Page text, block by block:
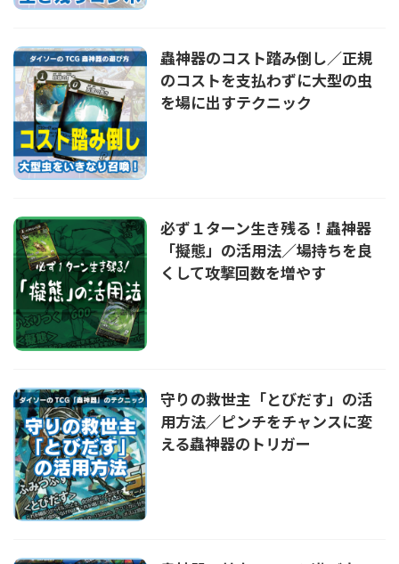
蟲神器のコスト踏み倒し／正規
のコストを支払わずに大型の虫
を場に出すテクニック
必ず１ターン生き残る！蟲神器
「擬態」の活用法／場持ちを良
くして攻撃回数を増やす
守りの救世主「とびだす」の活
用方法／ピンチをチャンスに変
える蟲神器のトリガー